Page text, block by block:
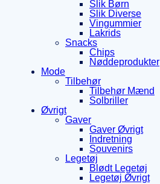
Slik Børn
Slik Diverse
Vingummier
Lakrids
Snacks
Chips
Nøddeprodukter
Mode
Tilbehør
Tilbehør Mænd
Solbriller
Øvrigt
Gaver
Gaver Øvrigt
Indretning
Souvenirs
Legetøj
Blødt Legetøj
Legetøj Øvrigt